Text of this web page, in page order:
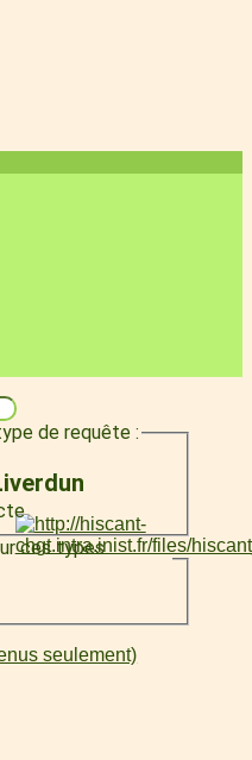
de requête :
ces types
seulement)